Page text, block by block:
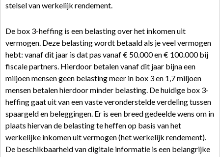
stelsel van werkelijk rendement.
De box 3-heffing is een belasting over het inkomen uit
vermogen. Deze belasting wordt betaald als je veel vermogen
hebt: vanaf dit jaar is dat pas vanaf € 50.000 en € 100.000 bij
fiscale partners. Hierdoor betalen vanaf dit jaar bijna een
miljoen mensen geen belasting meer in box 3 en 1,7 miljoen
mensen betalen hierdoor minder belasting. De huidige box 3-
heffing gaat uit van een vaste veronderstelde verdeling tussen
spaargeld en beleggingen. Er is een breed gedeelde wens om in
plaats hiervan de belasting te heffen op basis van het
werkelijke inkomen uit vermogen (het werkelijk rendement).
De beschikbaarheid van digitale informatie is een belangrijke